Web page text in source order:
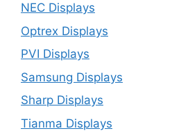
NEC Displays
Optrex Displays
PVI Displays
Samsung Displays
Sharp Displays
Tianma Displays